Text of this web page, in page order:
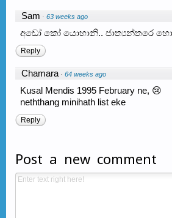
Sam · 63 weeks ago
අඩෝ කෝ යොහානි.. ජාත්‍යන්තරෙ
Reply
Chamara · 64 weeks ago
Kusal Mendis 1995 February ne, 😢
neththang minihath list eke
Reply
Post a new comment